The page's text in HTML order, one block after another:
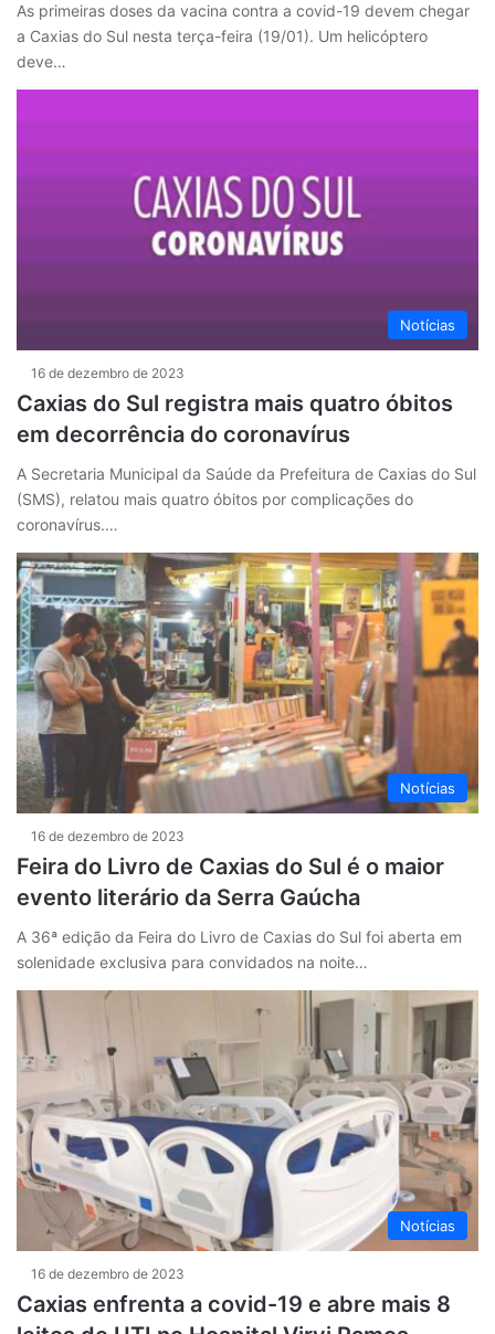
As primeiras doses da vacina contra a covid-19 devem chegar
a Caxias do Sul nesta terça-feira (19/01). Um helicóptero
deve…
Notícias
16 de dezembro de 2023
Caxias do Sul registra mais quatro óbitos
em decorrência do coronavírus
A Secretaria Municipal da Saúde da Prefeitura de Caxias do Sul
(SMS), relatou mais quatro óbitos por complicações do
coronavírus.…
Notícias
16 de dezembro de 2023
Feira do Livro de Caxias do Sul é o maior
evento literário da Serra Gaúcha
A 36ª edição da Feira do Livro de Caxias do Sul foi aberta em
solenidade exclusiva para convidados na noite…
Notícias
16 de dezembro de 2023
Caxias enfrenta a covid-19 e abre mais 8